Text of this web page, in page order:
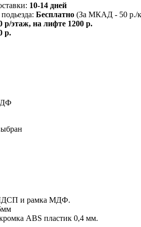
10-14 дней
Бесплатно (За МКАД - 50 р./
р/этаж, на лифте 1200 р.
р.
и рамка МДФ.
ABS пластик 0,4 мм.